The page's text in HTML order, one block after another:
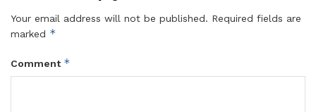
Your email address will not be published. Required fields are
marked *
Comment *